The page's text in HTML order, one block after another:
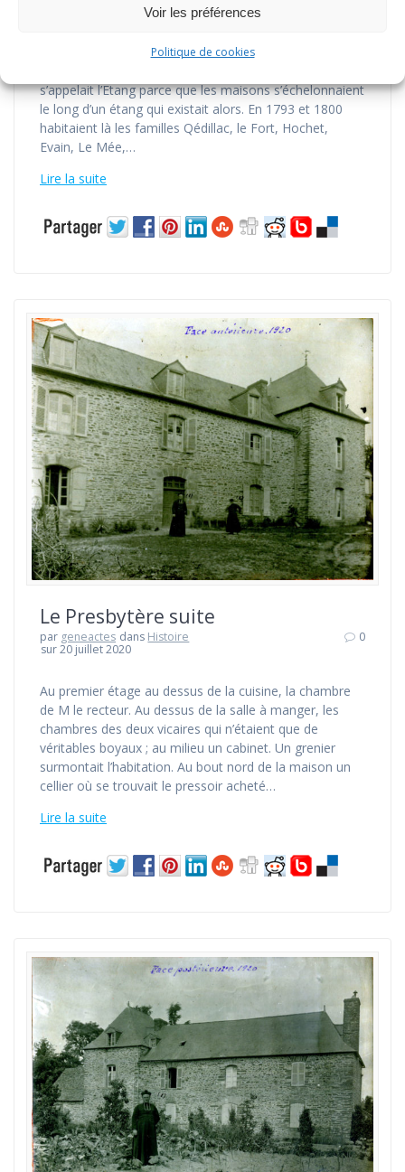
Voir les préférences
Politique de cookies
donnait cette dénomination qu’aux maisons du
s’appelait l’Etang parce que les maisons s’échelonnaient
le long d’un étang qui existait alors. En 1793 et 1800
habitaient là les familles Qédillac, le Fort, Hochet,
Evain, Le Mée,…
Lire la suite
Le Presbytère suite
par geneactes dans Histoire
sur 20 juillet 2020
0
Au premier étage au dessus de la cuisine, la chambre
de M le recteur. Au dessus de la salle à manger, les
chambres des deux vicaires qui n’étaient que de
véritables boyaux ; au milieu un cabinet. Un grenier
surmontait l’habitation. Au bout nord de la maison un
cellier où se trouvait le pressoir acheté…
Lire la suite